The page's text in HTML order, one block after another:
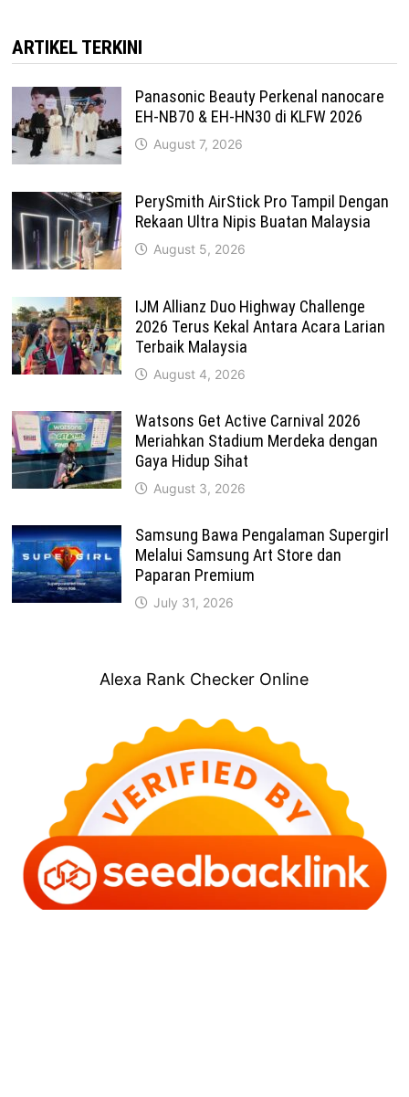
ARTIKEL TERKINI
Panasonic Beauty Perkenal nanocare
EH-NB70 & EH-HN30 di KLFW 2026
August 7, 2026
PerySmith AirStick Pro Tampil Dengan
Rekaan Ultra Nipis Buatan Malaysia
August 5, 2026
IJM Allianz Duo Highway Challenge
2026 Terus Kekal Antara Acara Larian
Terbaik Malaysia
August 4, 2026
Watsons Get Active Carnival 2026
Meriahkan Stadium Merdeka dengan
Gaya Hidup Sihat
August 3, 2026
Samsung Bawa Pengalaman Supergirl
Melalui Samsung Art Store dan
Paparan Premium
July 31, 2026
Alexa Rank Checker Online